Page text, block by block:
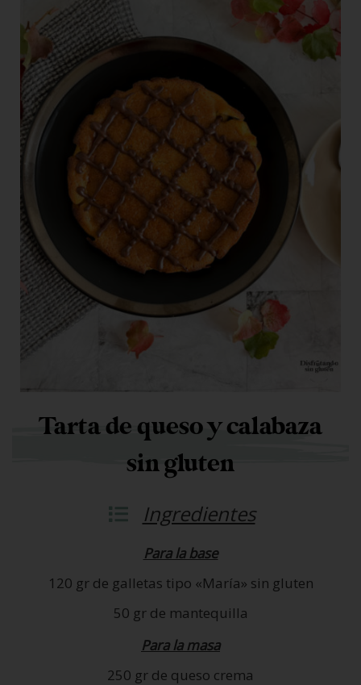
Tarta de queso y calabaza
sin gluten
Ingredientes
Para la base
120 gr de galletas tipo «María» sin gluten
50 gr de mantequilla
Para la masa
250 gr de queso crema